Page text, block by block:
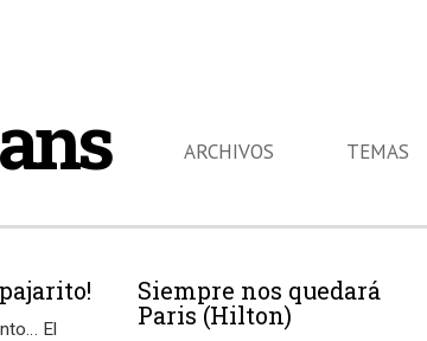
ARCHIVOS TEMAS
El
Siempre nos quedará
Paris (Hilton)